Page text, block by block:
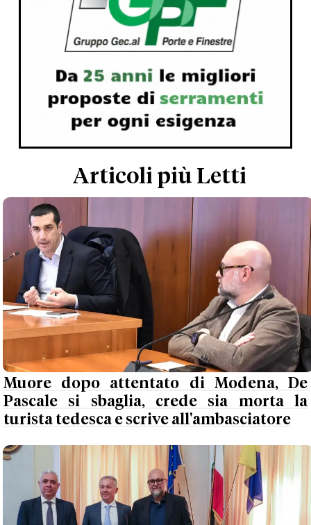
Articoli più Letti
Muore dopo attentato di Modena, De
Pascale si sbaglia, crede sia morta la
turista tedesca e scrive all'ambasciatore